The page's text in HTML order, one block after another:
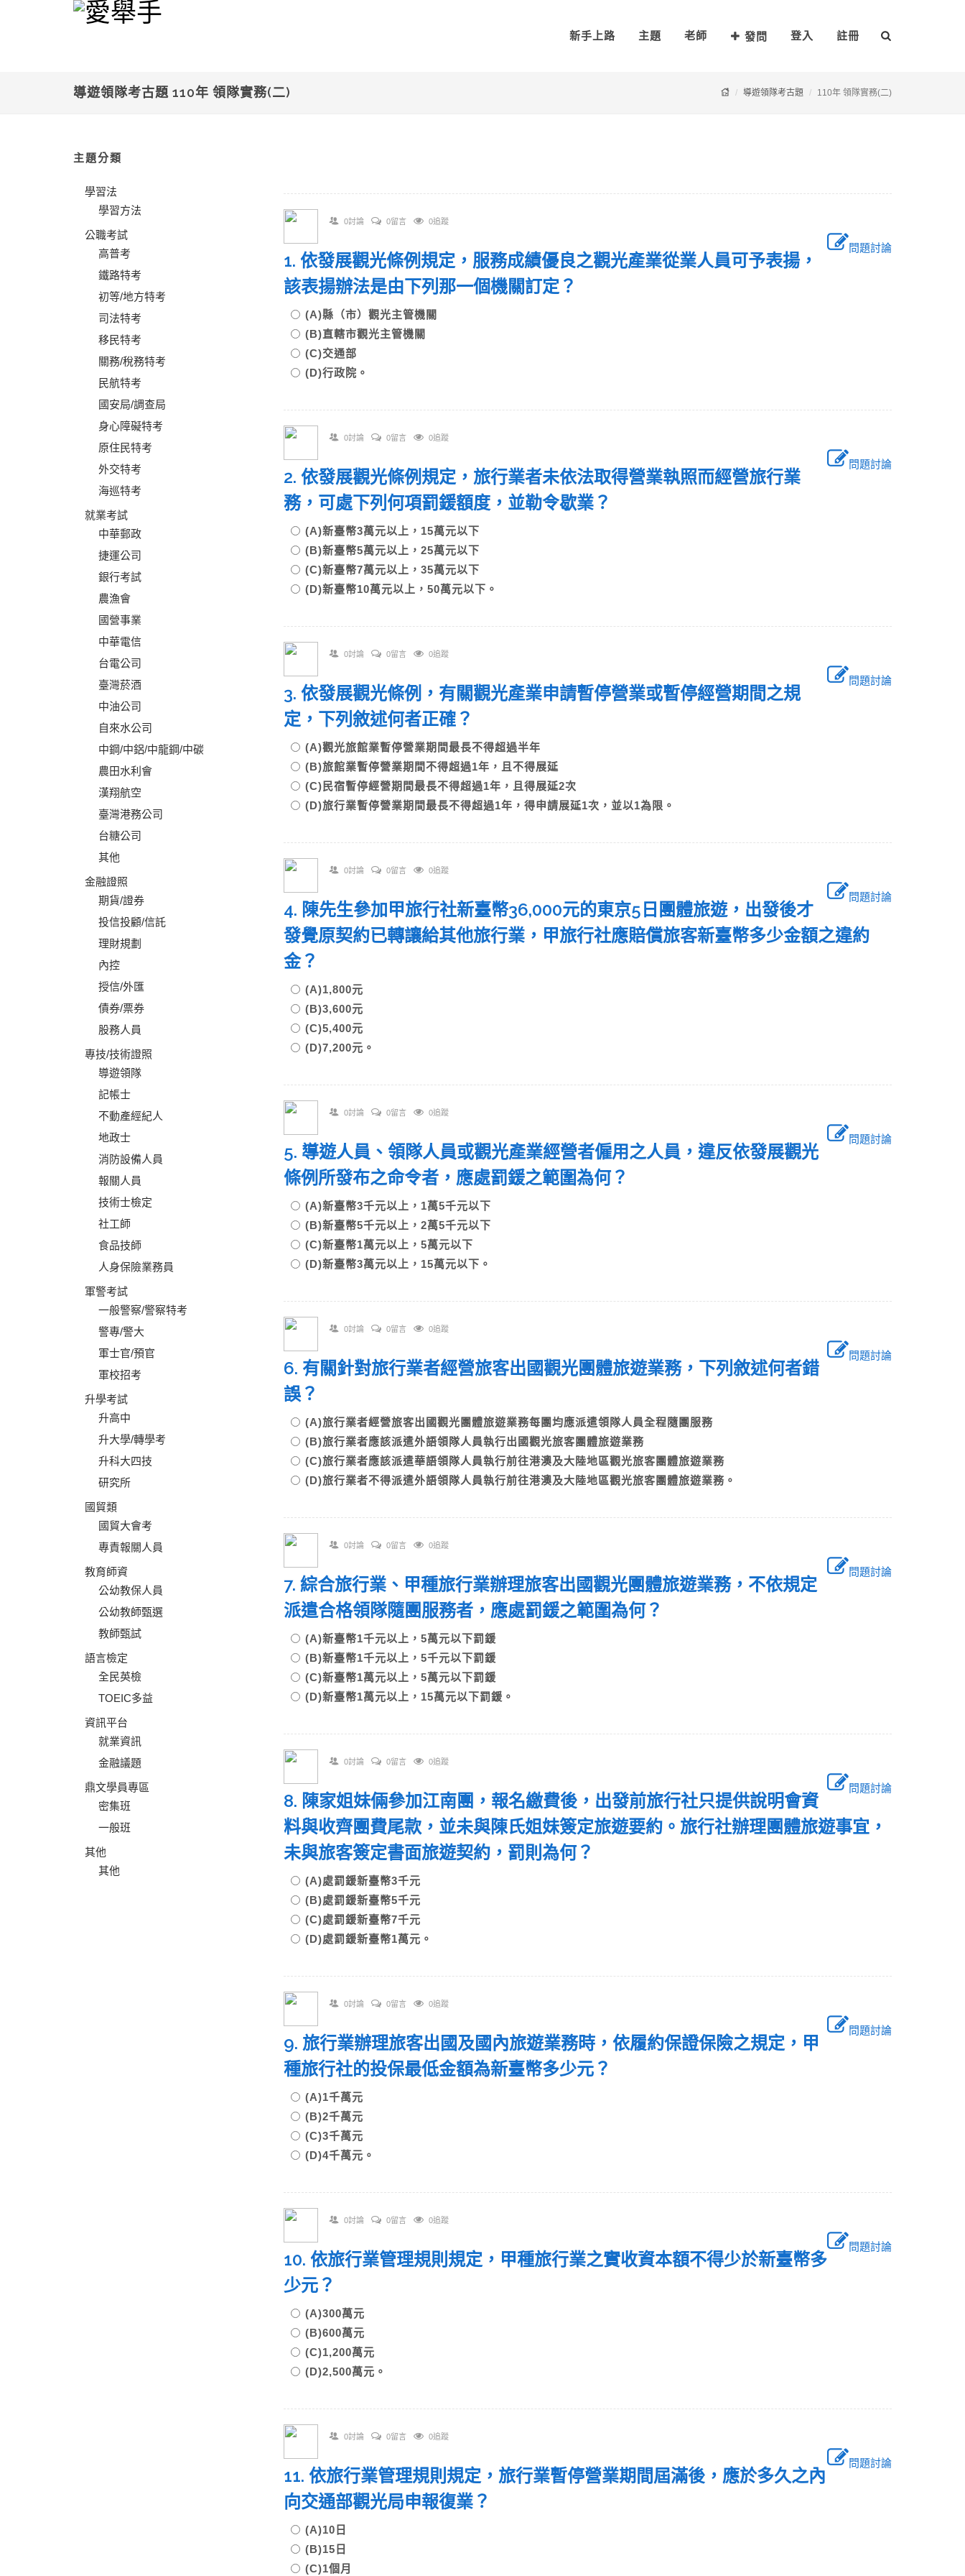
新手上路 主題 老師 發問 登入 註冊
導遊領隊考古題 110年 領隊實務(二) 導遊領隊考古題 110年 領隊實務(二)
主題分類
學習法
學習方法
公職考試
高普考
鐵路特考
初等/地方特考
司法特考
移民特考
關務/稅務特考
民航特考
國安局/調查局
身心障礙特考
原住民特考
外交特考
海巡特考
就業考試
中華郵政
捷運公司
銀行考試
農漁會
國營事業
中華電信
台電公司
臺灣菸酒
中油公司
自來水公司
中鋼/中鋁/中龍鋼/中碳
農田水利會
漢翔航空
臺灣港務公司
台糖公司
其他
金融證照
期貨/證券
投信投顧/信託
理財規劃
內控
授信/外匯
債券/票券
股務人員
專技/技術證照
導遊領隊
記帳士
不動產經紀人
地政士
消防設備人員
報關人員
技術士檢定
社工師
食品技師
人身保險業務員
軍警考試
一般警察/警察特考
警專/警大
軍士官/預官
軍校招考
升學考試
升高中
升大學/轉學考
升科大四技
研究所
國貿類
國貿大會考
專責報關人員
教育師資
公幼教保人員
公幼教師甄選
教師甄試
語言檢定
全民英檢
TOEIC多益
資訊平台
就業資訊
金融議題
鼎文學員專區
密集班
一般班
其他
其他
0討論 0留言 0追蹤
問題討論
1. 依發展觀光條例規定，服務成績優良之觀光產業從業人員可予表揚，
該表揚辦法是由下列那一個機關訂定？
(A)縣（市）觀光主管機關
(B)直轄市觀光主管機關
(C)交通部
(D)行政院。
0討論 0留言 0追蹤
問題討論
2. 依發展觀光條例規定，旅行業者未依法取得營業執照而經營旅行業
務，可處下列何項罰鍰額度，並勒令歇業？
(A)新臺幣3萬元以上，15萬元以下
(B)新臺幣5萬元以上，25萬元以下
(C)新臺幣7萬元以上，35萬元以下
(D)新臺幣10萬元以上，50萬元以下。
0討論 0留言 0追蹤
問題討論
3. 依發展觀光條例，有關觀光產業申請暫停營業或暫停經營期間之規
定，下列敘述何者正確？
(A)觀光旅館業暫停營業期間最長不得超過半年
(B)旅館業暫停營業期間不得超過1年，且不得展延
(C)民宿暫停經營期間最長不得超過1年，且得展延2次
(D)旅行業暫停營業期間最長不得超過1年，得申請展延1次，並以1為限。
0討論 0留言 0追蹤
問題討論
4. 陳先生參加甲旅行社新臺幣36,000元的東京5日團體旅遊，出發後才
發覺原契約已轉讓給其他旅行業，甲旅行社應賠償旅客新臺幣多少金額之違約
金？
(A)1,800元
(B)3,600元
(C)5,400元
(D)7,200元。
0討論 0留言 0追蹤
問題討論
5. 導遊人員、領隊人員或觀光產業經營者僱用之人員，違反依發展觀光
條例所發布之命令者，應處罰鍰之範圍為何？
(A)新臺幣3千元以上，1萬5千元以下
(B)新臺幣5千元以上，2萬5千元以下
(C)新臺幣1萬元以上，5萬元以下
(D)新臺幣3萬元以上，15萬元以下。
0討論 0留言 0追蹤
問題討論
6. 有關針對旅行業者經營旅客出國觀光團體旅遊業務，下列敘述何者錯
誤？
(A)旅行業者經營旅客出國觀光團體旅遊業務每團均應派遣領隊人員全程隨團服務
(B)旅行業者應該派遣外語領隊人員執行出國觀光旅客團體旅遊業務
(C)旅行業者應該派遣華語領隊人員執行前往港澳及大陸地區觀光旅客團體旅遊業務
(D)旅行業者不得派遣外語領隊人員執行前往港澳及大陸地區觀光旅客團體旅遊業務。
0討論 0留言 0追蹤
問題討論
7. 綜合旅行業、甲種旅行業辦理旅客出國觀光團體旅遊業務，不依規定
派遣合格領隊隨團服務者，應處罰鍰之範圍為何？
(A)新臺幣1千元以上，5萬元以下罰鍰
(B)新臺幣1千元以上，5千元以下罰鍰
(C)新臺幣1萬元以上，5萬元以下罰鍰
(D)新臺幣1萬元以上，15萬元以下罰鍰。
0討論 0留言 0追蹤
問題討論
8. 陳家姐妹倆參加江南團，報名繳費後，出發前旅行社只提供說明會資
料與收齊團費尾款，並未與陳氏姐妹簽定旅遊要約。旅行社辦理團體旅遊事宜，
未與旅客簽定書面旅遊契約，罰則為何？
(A)處罰鍰新臺幣3千元
(B)處罰鍰新臺幣5千元
(C)處罰鍰新臺幣7千元
(D)處罰鍰新臺幣1萬元。
0討論 0留言 0追蹤
問題討論
9. 旅行業辦理旅客出國及國內旅遊業務時，依履約保證保險之規定，甲
種旅行社的投保最低金額為新臺幣多少元？
(A)1千萬元
(B)2千萬元
(C)3千萬元
(D)4千萬元。
0討論 0留言 0追蹤
問題討論
10. 依旅行業管理規則規定，甲種旅行業之實收資本額不得少於新臺幣多
少元？
(A)300萬元
(B)600萬元
(C)1,200萬元
(D)2,500萬元。
0討論 0留言 0追蹤
問題討論
11. 依旅行業管理規則規定，旅行業暫停營業期間屆滿後，應於多久之內
向交通部觀光局申報復業？
(A)10日
(B)15日
(C)1個月